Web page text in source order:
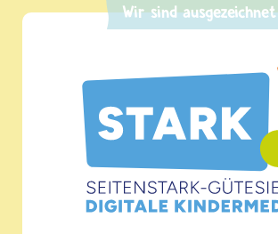
Wir sind ausgezeichnet